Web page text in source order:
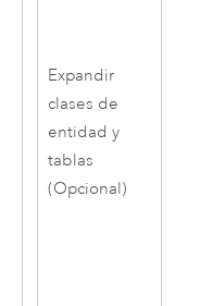
Expandir
clases de
entidad y
tablas
(Opcional)